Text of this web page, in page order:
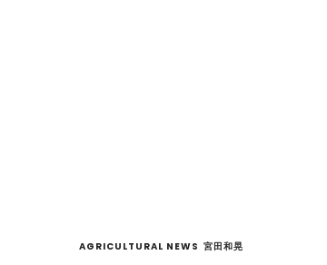
AGRICULTURAL NEWS 宮田和晃